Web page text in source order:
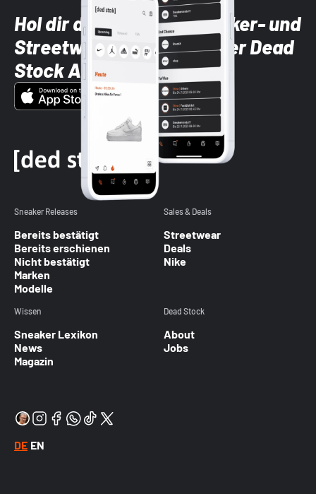
Hol dir die neuesten Sneaker- und
Streetwear-Brands mit der Dead
Stock App
Sneaker Releases
Bereits bestätigt
Bereits erschienen
Nicht bestätigt
Marken
Modelle
Sales & Deals
Streetwear
Deals
Nike
Wissen
Sneaker Lexikon
News
Magazin
Dead Stock
About
Jobs
DE EN